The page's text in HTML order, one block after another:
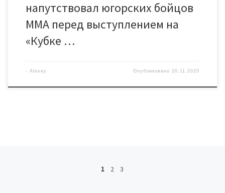
напутствовал югорских бойцов
ММА перед выступлением на
«Кубке …
- Alexey Опубликовано20.11.2020
Навигация по записям
1 2 3